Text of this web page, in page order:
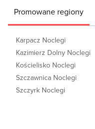
Promowane regiony
Karpacz Noclegi
Kazimierz Dolny Noclegi
Kościelisko Noclegi
Szczawnica Noclegi
Szczyrk Noclegi